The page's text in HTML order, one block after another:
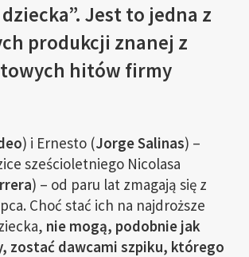
Jest to jedna z
produkcji znanej z
hitów firmy
) i Ernesto (Jorge Salinas) –
sześcioletniego Nicolasa
) – od paru lat zmagają się z
Choć stać ich na najdroższe
nie mogą, podobnie jak
zostać dawcami szpiku, którego